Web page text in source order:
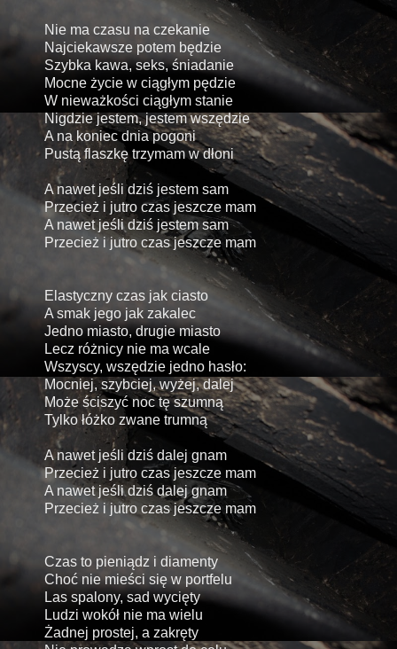
Nie ma czasu na czekanie
Najciekawsze potem będzie
Szybka kawa, seks, śniadanie
Mocne życie w ciągłym pędzie
W nieważkości ciągłym stanie
Nigdzie jestem, jestem wszędzie
A na koniec dnia pogoni
Pustą flaszkę trzymam w dłoni
A nawet jeśli dziś jestem sam
Przecież i jutro czas jeszcze mam
A nawet jeśli dziś jestem sam
Przecież i jutro czas jeszcze mam
Elastyczny czas jak ciasto
A smak jego jak zakalec
Jedno miasto, drugie miasto
Lecz różnicy nie ma wcale
Wszyscy, wszędzie jedno hasło:
Mocniej, szybciej, wyżej, dalej
Może ściszyć noc tę szumną
Tylko łóżko zwane trumną
A nawet jeśli dziś dalej gnam
Przecież i jutro czas jeszcze mam
A nawet jeśli dziś dalej gnam
Przecież i jutro czas jeszcze mam
Czas to pieniądz i diamenty
Choć nie mieści się w portfelu
Las spalony, sad wycięty
Ludzi wokół nie ma wielu
Żadnej prostej, a zakręty